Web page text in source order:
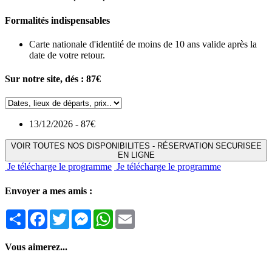
Formalités indispensables
Carte nationale d'identité de moins de 10 ans valide après la
date de votre retour.
Sur notre site, dés : 87€
13/12/2026 - 87€
VOIR TOUTES NOS DISPONIBILITES - RÉSERVATION SECURISEE
EN LIGNE
Je télécharge le programme Je télécharge le programme
Envoyer a mes amis :
PartagerFacebook
TwitterMessengerWhatsApp
Vous aimerez...